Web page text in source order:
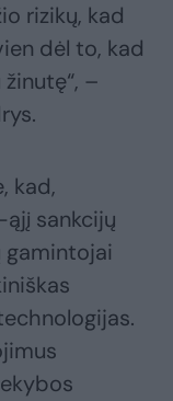
rizikų, kad
dėl to, kad
–
kad,
ąjį sankcijų
gamintojai